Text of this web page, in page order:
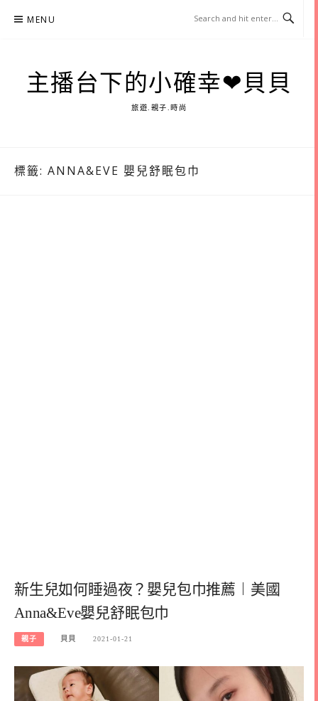
MENU
主播台下的小確幸❤貝貝
旅遊.親子.時尚
標籤: ANNA&EVE 嬰兒舒眠包巾
新生兒如何睡過夜？嬰兒包巾推薦︱美國
Anna&Eve嬰兒舒眠包巾
親子 貝貝 2021-01-21